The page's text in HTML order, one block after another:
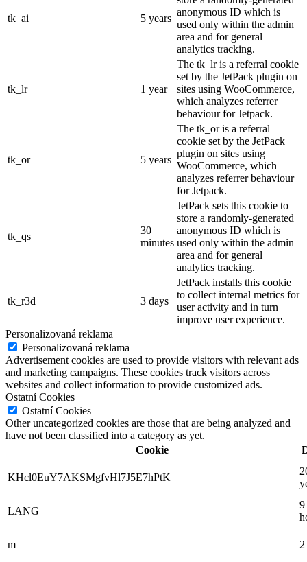
tk_ai 5 years
anonymous ID which is
used only within the admin
area and for general
analytics tracking.
tk_lr 1 year
The tk_lr is a referral cookie
set by the JetPack plugin on
sites using WooCommerce,
which analyzes referrer
behaviour for Jetpack.
tk_or 5 years
The tk_or is a referral
cookie set by the JetPack
plugin on sites using
WooCommerce, which
analyzes referrer behaviour
for Jetpack.
tk_qs
30
minutes
JetPack sets this cookie to
store a randomly-generated
anonymous ID which is
used only within the admin
area and for general
analytics tracking.
tk_r3d 3 days
JetPack installs this cookie
to collect internal metrics for
user activity and in turn
improve user experience.
Personalizovaná reklama
Personalizovaná reklama
Advertisement cookies are used to provide visitors with relevant ads
and marketing campaigns. These cookies track visitors across
websites and collect information to provide customized ads.
Ostatní Cookies
Ostatní Cookies
Other uncategorized cookies are those that are being analyzed and
have not been classified into a category as yet.
Cookie
KHcl0EuY7AKSMgfvHl7J5E7hPtK
LANG
9
m 2